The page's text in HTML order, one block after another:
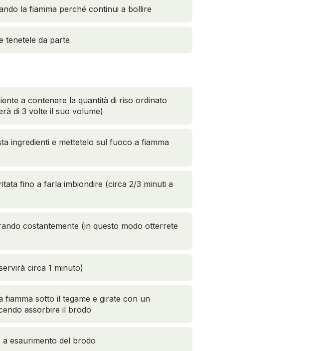
la fiamma perché continui a bollire
tenetele da parte
a contenere la quantità di riso ordinato
di 3 volte il suo volume)
ingredienti e mettetelo sul fuoco a fiamma
fino a farla imbiondire (circa 2/3 minuti a
costantemente (in questo modo otterrete
circa 1 minuto)
sotto il tegame e girate con un
assorbire il brodo
esaurimento del brodo